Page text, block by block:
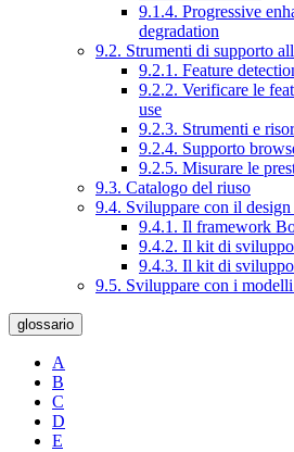
9.1.4. Progressive
degradation
9.2. Strumenti di supporto
9.2.1. Feature
9.2.2. Verificare le
use
9.2.3. Strumenti e
9.2.4. Supporto
9.2.5. Misurare le
9.3. Catalogo del riuso
9.4. Sviluppare con il design
9.4.1. Il framework
9.4.2. Il kit di
9.4.3. Il kit di
9.5. Sviluppare con i
glossario
A
B
C
D
E